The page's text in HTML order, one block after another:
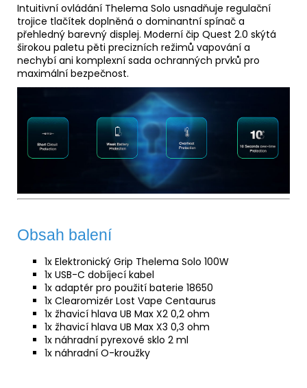
Intuitivní ovládání Thelema Solo usnadňuje regulační
trojice tlačítek doplněná o dominantní spínač a
přehledný barevný displej. Moderní čip Quest 2.0 skýtá
širokou paletu pěti precizních režimů vapování a
nechybí ani komplexní sada ochranných prvků pro
maximální bezpečnost.
Obsah balení
1x Elektronický Grip Thelema Solo 100W
1x USB-C dobíjecí kabel
1x adaptér pro použití baterie 18650
1x Clearomizér Lost Vape Centaurus
1x žhavicí hlava UB Max X2 0,2 ohm
1x žhavicí hlava UB Max X3 0,3 ohm
1x náhradní pyrexové sklo 2 ml
1x náhradní O-kroužky